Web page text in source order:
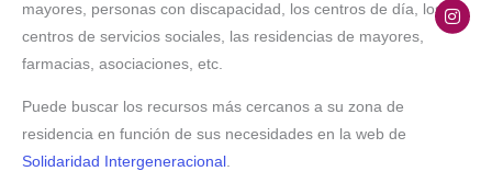
mayores, personas con discapacidad, los centros de día, los
centros de servicios sociales, las residencias de mayores,
farmacias, asociaciones, etc.
Puede buscar los recursos más cercanos a su zona de
residencia en función de sus necesidades en la web de
Solidaridad Intergeneracional